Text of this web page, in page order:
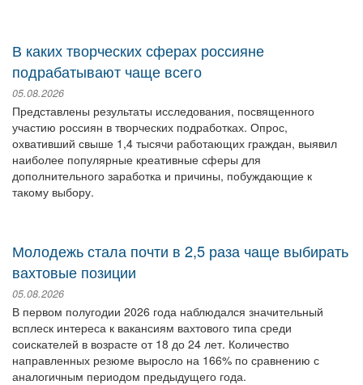
В каких творческих сферах россияне
подрабатывают чаще всего
05.08.2026
Представлены результаты исследования, посвященного
участию россиян в творческих подработках. Опрос,
охвативший свыше 1,4 тысячи работающих граждан, выявил
наиболее популярные креативные сферы для
дополнительного заработка и причины, побуждающие к
такому выбору.
Молодежь стала почти в 2,5 раза чаще выбирать
вахтовые позиции
05.08.2026
В первом полугодии 2026 года наблюдался значительный
всплеск интереса к вакансиям вахтового типа среди
соискателей в возрасте от 18 до 24 лет. Количество
направленных резюме выросло на 166% по сравнению с
аналогичным периодом предыдущего года.